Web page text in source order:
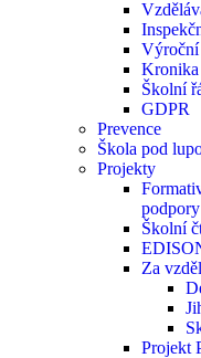
Výroční
Kronika
Školní
GDPR
Prevence
Škola pod
Projekty
podpory
Školní
Za
Projekt